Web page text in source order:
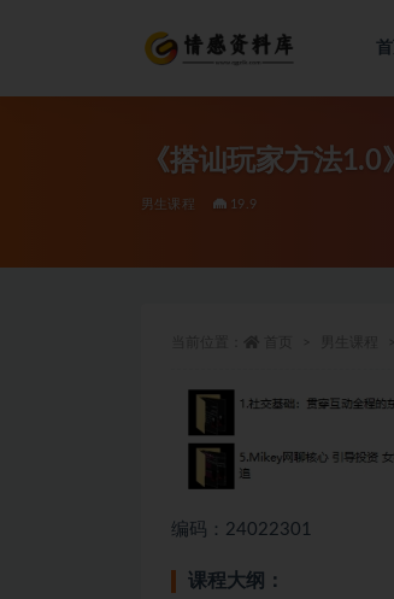
首
《搭讪玩家方法
男生课程 19.9
编码：24022301
课程大纲：